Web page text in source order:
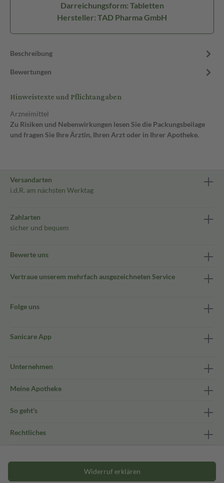
Darreichungsform: Tabletten
Hersteller: TAD Pharma GmbH
Beschreibung
Bewertungen
Hinweistexte und Pflichtangaben
Arzneimittel
Zu Risiken und Nebenwirkungen lesen Sie die Packungsbeilage
und fragen Sie Ihre Ärztin, Ihren Arzt oder in Ihrer Apotheke.
Versandarten
i.d.R. am nächsten Werktag
Zahlarten
sicher und bequem
Bewerte uns
Vertraue unserem mehrfach ausgezeichneten Service
Folge uns
Sanicare App
Unternehmen
Meine Apotheke
So geht's
Rechtliches
Widerruf erklären